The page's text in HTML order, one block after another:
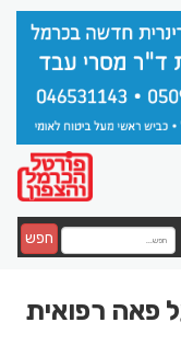
חפש
רפואית